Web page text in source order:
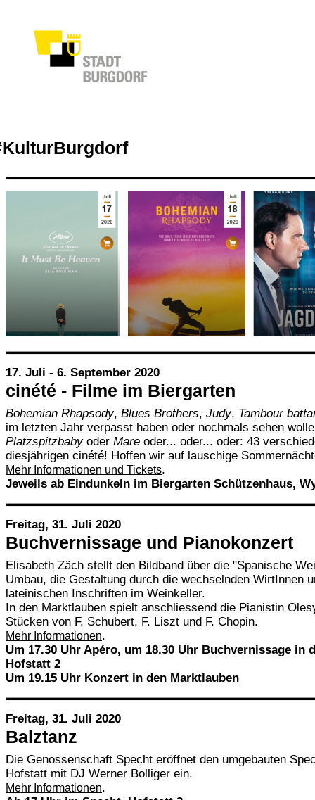
17. Juli - 6. September 2020
cinété - Filme im Biergarten
Bohemian Rhapsody, Blues Brothers, Judy, Tambour
im letzten Jahr verpasst haben oder nochmals sehen
Platzspitzbabyoder Mare oder... oder... oder: 43
diesjährigen cinété! Hoffen wir auf lauschige
Mehr Informationen und Tickets.
Jeweils ab Eindunkeln im Biergarten Schützenhaus,
Freitag, 31. Juli 2020
Buchvernissage und Pianokonzert
Elisabeth Zäch stellt den Bildband über die "Spanische
Umbau, die Gestaltung durch die wechselnden WirtInnen
lateinischen Inschriften im Weinkeller.
In den Marktlauben spielt anschliessend die Pianistin
Stücken von F. Schubert, F. Liszt und F. Chopin.
Mehr Informationen.
Um 17.30 Uhr Apéro, um 18.30 Uhr Buchvernissage in
Hofstatt 2
Um 19.15 Uhr Konzert in den Marktlauben
Freitag, 31. Juli 2020
Balztanz
Die Genossenschaft Specht eröffnet den umgebauten
Hofstatt mit DJ Werner Bolliger ein.
Mehr Informationen.